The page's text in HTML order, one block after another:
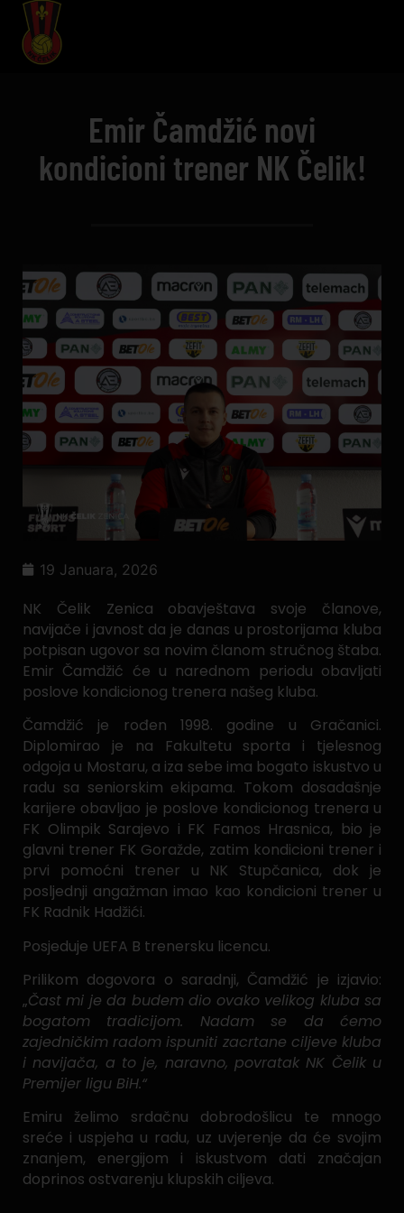
Emir Čamdžić novi
kondicioni trener NK Čelik!
19 Januara, 2026
NK Čelik Zenica obavještava svoje članove,
navijače i javnost da je danas u prostorijama kluba
potpisan ugovor sa novim članom stručnog štaba.
Emir Čamdžić će u narednom periodu obavljati
poslove kondicionog trenera našeg kluba.
Čamdžić je rođen 1998. godine u Gračanici.
Diplomirao je na Fakultetu sporta i tjelesnog
odgoja u Mostaru, a iza sebe ima bogato iskustvo u
radu sa seniorskim ekipama. Tokom dosadašnje
karijere obavljao je poslove kondicionog trenera u
FK Olimpik Sarajevo i FK Famos Hrasnica, bio je
glavni trener FK Goražde, zatim kondicioni trener i
prvi pomoćni trener u NK Stupčanica, dok je
posljednji angažman imao kao kondicioni trener u
FK Radnik Hadžići.
Posjeduje UEFA B trenersku licencu.
Prilikom dogovora o saradnji, Čamdžić je izjavio:
„Čast mi je da budem dio ovako velikog kluba sa
bogatom tradicijom. Nadam se da ćemo
zajedničkim radom ispuniti zacrtane ciljeve kluba
i navijača, a to je, naravno, povratak NK Čelik u
Premijer ligu BiH.“
Emiru želimo srdačnu dobrodošlicu te mnogo
sreće i uspjeha u radu, uz uvjerenje da će svojim
znanjem, energijom i iskustvom dati značajan
doprinos ostvarenju klupskih ciljeva.